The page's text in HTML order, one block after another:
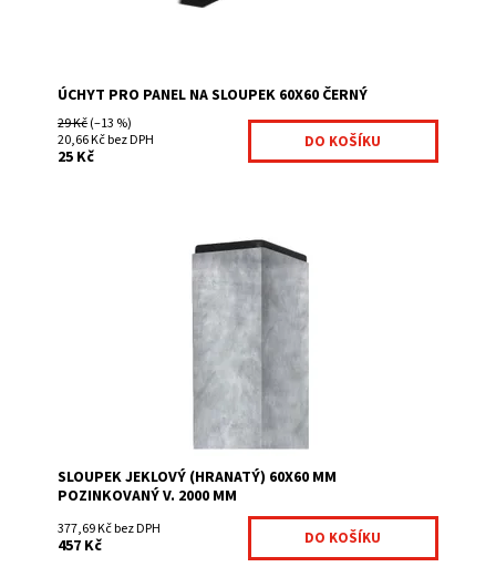
ÚCHYT PRO PANEL NA SLOUPEK 60X60 ČERNÝ
29 Kč(–13 %)
20,66 Kč bez DPH
25 Kč
Čtyřhranné sloupky jsou vhodné zejména pro
uchycení svařovaných panelů. pro plot výšky 143 cm
a 153 cm nutná polyamidová příchytka mohutný...
Na centrálním skladě
7009633-111
Betafence
SLOUPEK JEKLOVÝ (HRANATÝ) 60X60 MM
POZINKOVANÝ V. 2000 MM
377,69 Kč bez DPH
457 Kč